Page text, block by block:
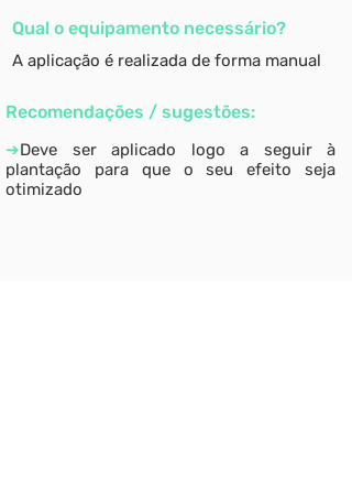
Qual o equipamento necessário?
A aplicação é realizada de forma manual
Recomendações / sugestões:
➔Deve ser aplicado logo a seguir à
plantação para que o seu efeito seja
otimizado